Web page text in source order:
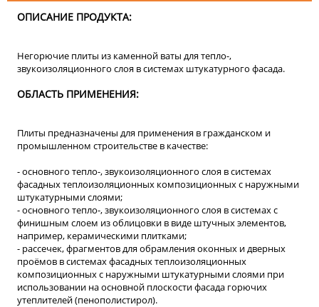
ОПИСАНИЕ ПРОДУКТА:
Негорючие плиты из каменной ваты для тепло-,
звукоизоляционного слоя в системах штукатурного фасада.
ОБЛАСТЬ ПРИМЕНЕНИЯ:
Плиты предназначены для применения в гражданском и
промышленном строительстве в качестве:
- основного тепло-, звукоизоляционного слоя в системах
фасадных теплоизоляционных композиционных с наружными
штукатурными слоями;
- основного тепло-, звукоизоляционного слоя в системах с
финишным слоем из облицовки в виде штучных элементов,
например, керамическими плитками;
- рассечек, фрагментов для обрамления оконных и дверных
проёмов в системах фасадных теплоизоляционных
композиционных с наружными штукатурными слоями при
использовании на основной плоскости фасада горючих
утеплителей (пенополистирол).